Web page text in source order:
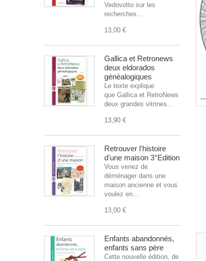
Vedovotto sur les
recherches...
13,00 €
Gallica et Retronews
deux eldorados
généalogiques
Le texte explique
que Gallica et RetroNews sont
deux grandes vitrines...
13,90 €
Retrouver l'histoire
d'une maison 3°Edition
Vous venez de
déménager dans une
maison ancienne et vous
voulez en...
13,00 €
Enfants abandonnés,
enfants sans père
Cette nouvelle édition, de